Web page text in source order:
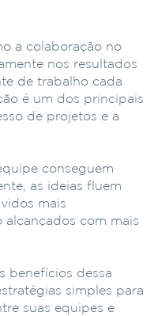
a colaboração no
nos resultados
de trabalho cada
é um dos principais
de projetos e a
conseguem
as ideias fluem
mais
alcançados com mais
benefícios dessa
simples para
suas equipes e